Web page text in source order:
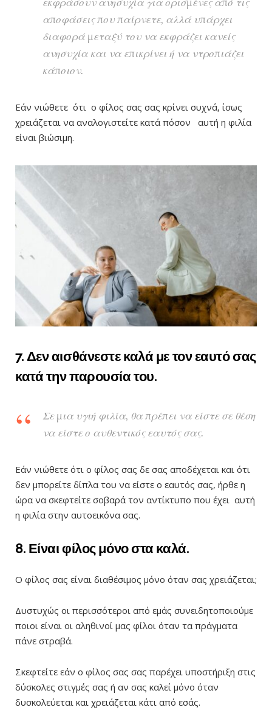
αποφάσεις που παίρνετε, αλλά υπάρχει
διαφορά μεταξύ του να εκφράζει κανείς
ανησυχία και να επικρίνει ή να ντροπιάζει
κάποιον.
Εάν νιώθετε ότι ο φίλος σας σας κρίνει συχνά, ίσως
χρειάζεται να αναλογιστείτε κατά πόσον αυτή η φιλία
είναι βιώσιμη.
7. Δεν αισθάνεστε καλά με τον εαυτό σας
κατά την παρουσία του.
Σε μια υγιή φιλία, θα πρέπει να είστε σε θέση
να είστε ο αυθεντικός εαυτός σας.
Εάν νιώθετε ότι ο φίλος σας δε σας αποδέχεται και ότι
δεν μπορείτε δίπλα του να είστε ο εαυτός σας, ήρθε η
ώρα να σκεφτείτε σοβαρά τον αντίκτυπο που έχει αυτή
η φιλία στην αυτοεικόνα σας.
8. Είναι φίλος μόνο στα καλά.
Ο φίλος σας είναι διαθέσιμος μόνο όταν σας χρειάζεται;
Δυστυχώς οι περισσότεροι από εμάς συνειδητοποιούμε
ποιοι είναι οι αληθινοί μας φίλοι όταν τα πράγματα
πάνε στραβά.
Σκεφτείτε εάν ο φίλος σας σας παρέχει υποστήριξη στις
δύσκολες στιγμές σας ή αν σας καλεί μόνο όταν
δυσκολεύεται και χρειάζεται κάτι από εσάς.